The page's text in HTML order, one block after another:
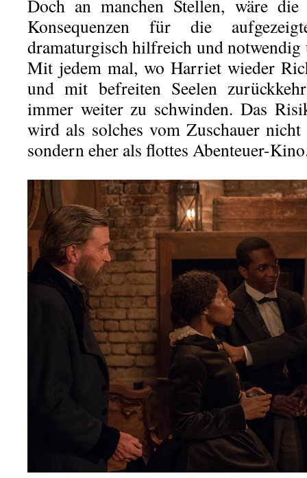
Doch an manchen Stellen, wäre
Konsequenzen für die
dramaturgisch hilfreich und notwendig
Mit jedem mal, wo Harriet wieder
und mit befreiten Seelen
immer weiter zu schwinden. Das
wird als solches vom Zuschauer nicht
sondern eher als flottes Abenteuer-